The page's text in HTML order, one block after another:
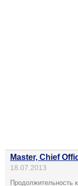
Master, Chief
18.07.2013
Продолжительность